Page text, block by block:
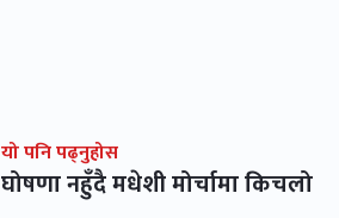
यो पनि पढ्नुहोस
घोषणा नहुँदै मधेशी मोर्चामा किचलो